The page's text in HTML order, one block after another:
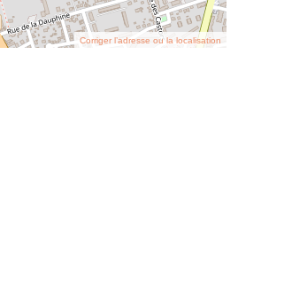
Corriger l’adresse ou la localisation